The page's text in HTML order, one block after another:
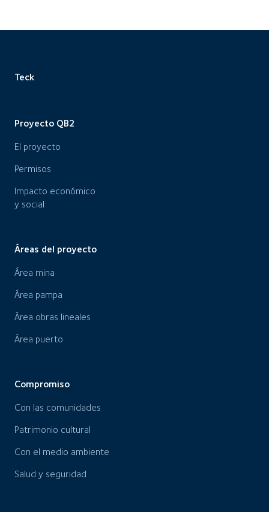
Teck
Proyecto QB2
El proyecto
Permisos
Impacto económico
y social
Áreas del proyecto
Área mina
Área pampa
Área obras lineales
Área puerto
Compromiso
Con las comunidades
Patrimonio cultural
Con el medio ambiente
Salud y seguridad